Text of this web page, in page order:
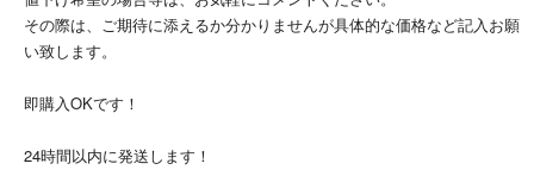
その際は、ご期待に添えるか分かりませんが具体的な価格など記入お願
い致します。
即購入OKです！
24時間以内に発送します！